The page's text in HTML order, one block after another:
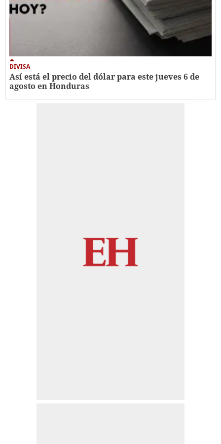
DIVISA
Así está el precio del dólar para este jueves 6 de
agosto en Honduras